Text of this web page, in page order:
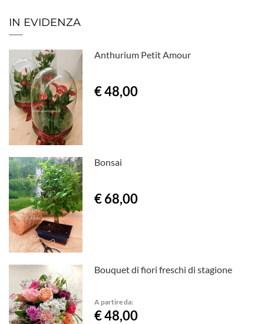
IN EVIDENZA
Anthurium Petit Amour
€ 48,00
Bonsai
€ 68,00
Bouquet di fiori freschi di stagione
A partire da:
€ 48,00